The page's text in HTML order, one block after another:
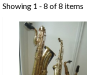
Showing 1 - 8 of 8 items